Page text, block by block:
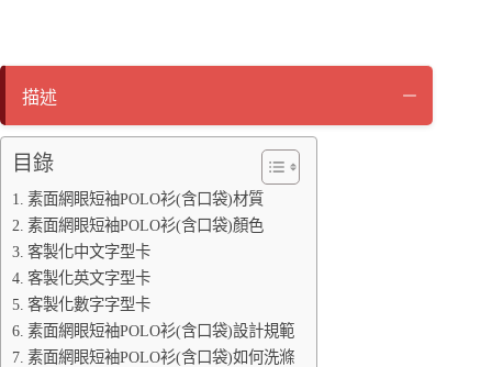
ok
nk er
描述
目錄
素面網眼短袖POLO衫(含口袋)材質
素面網眼短袖POLO衫(含口袋)顏色
客製化中文字型卡
客製化英文字型卡
客製化數字字型卡
素面網眼短袖POLO衫(含口袋)設計規範
素面網眼短袖POLO衫(含口袋)如何洗滌